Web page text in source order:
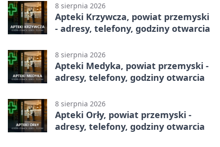
8 sierpnia 2026
Apteki Krzywcza, powiat przemyski
- adresy, telefony, godziny otwarcia
8 sierpnia 2026
Apteki Medyka, powiat przemyski -
adresy, telefony, godziny otwarcia
8 sierpnia 2026
Apteki Orły, powiat przemyski -
adresy, telefony, godziny otwarcia